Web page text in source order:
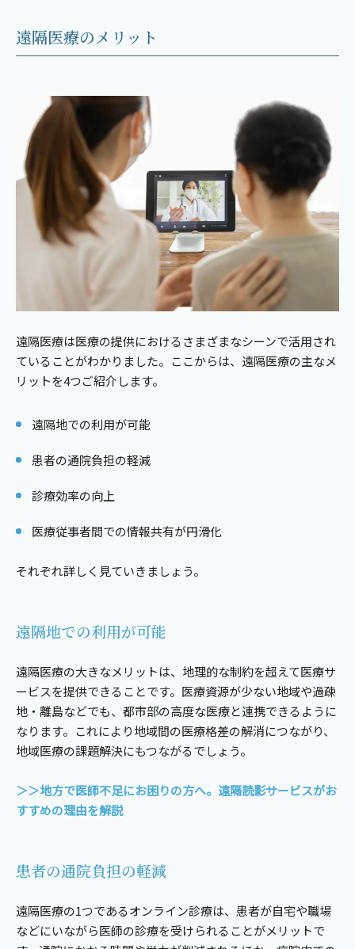
遠隔医療のメリット
遠隔医療は医療の提供におけるさまざまなシーンで活用され
ていることがわかりました。ここからは、遠隔医療の主なメ
リットを4つご紹介します。
遠隔地での利用が可能
患者の通院負担の軽減
診療効率の向上
医療従事者間での情報共有が円滑化
それぞれ詳しく見ていきましょう。
遠隔地での利用が可能
遠隔医療の大きなメリットは、地理的な制約を超えて医療サ
ービスを提供できることです。医療資源が少ない地域や過疎
地・離島などでも、都市部の高度な医療と連携できるように
なります。これにより地域間の医療格差の解消につながり、
地域医療の課題解決にもつながるでしょう。
＞＞地方で医師不足にお困りの方へ。遠隔読影サービスがお
すすめの理由を解説
患者の通院負担の軽減
遠隔医療の1つであるオンライン診療は、患者が自宅や職場
などにいながら医師の診療を受けられることがメリットで